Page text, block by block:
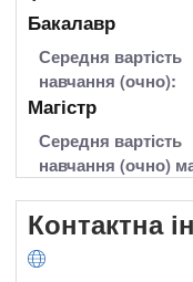
Бакалавр
Середня вартість
навчання (очно):
Магістр
Середня вартість
навчання (очно)
Контактна